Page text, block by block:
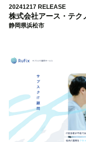
20241217 RELEASE
株式会社アース・テク
静岡県浜松市